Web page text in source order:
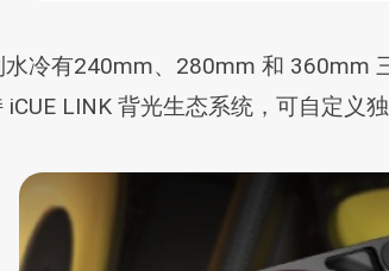
水冷有240mm、280mm 和 360mm
LINK 背光生态系统，可自定义独